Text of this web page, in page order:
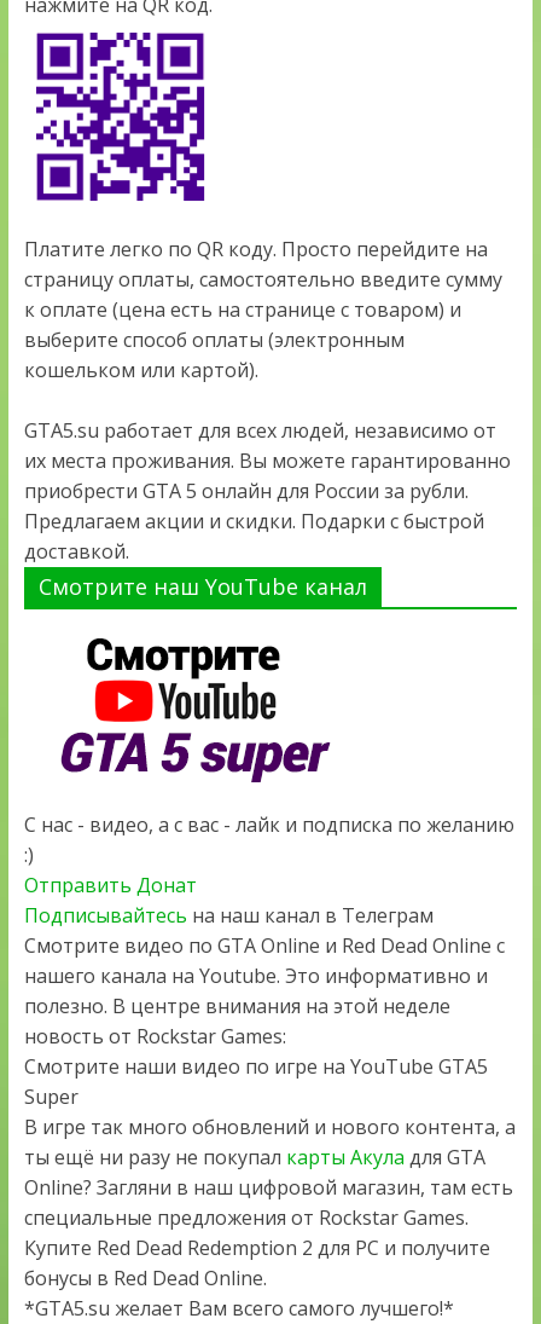
Платите легко по QR коду. Просто перейдите на
страницу оплаты, самостоятельно введите сумму
к оплате (цена есть на странице с товаром) и
выберите способ оплаты (электронным
кошельком или картой).
GTA5.su работает для всех людей, независимо от
их места проживания. Вы можете гарантированно
приобрести GTA 5 онлайн для России за рубли.
Предлагаем акции и скидки. Подарки с быстрой
доставкой.
Смотрите наш YouTube канал
С нас - видео, а с вас - лайк и подписка по желанию
:)
Отправить Донат
Подписывайтесь на наш канал в Телеграм
Смотрите видео по GTA Online и Red Dead Online с
нашего канала на Youtube. Это информативно и
полезно. В центре внимания на этой неделе
новость от Rockstar Games:
Смотрите наши видео по игре на YouTube GTA5
Super
В игре так много обновлений и нового контента, а
ты ещё ни разу не покупал карты Акула для GTA
Online? Загляни в наш цифровой магазин, там есть
специальные предложения от Rockstar Games.
Купите Red Dead Redemption 2 для PC и получите
бонусы в Red Dead Online.
*GTA5.su желает Вам всего самого лучшего!*